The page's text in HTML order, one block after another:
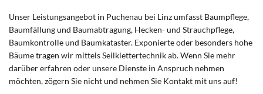
Unser Leistungsangebot in Puchenau bei Linz umfasst Baumpflege,
Baumfällung und Baumabtragung, Hecken- und Strauchpflege,
Baumkontrolle und Baumkataster. Exponierte oder besonders hohe
Bäume tragen wir mittels Seilklettertechnik ab. Wenn Sie mehr
darüber erfahren oder unsere Dienste in Anspruch nehmen
möchten, zögern Sie nicht und nehmen Sie Kontakt mit uns auf!